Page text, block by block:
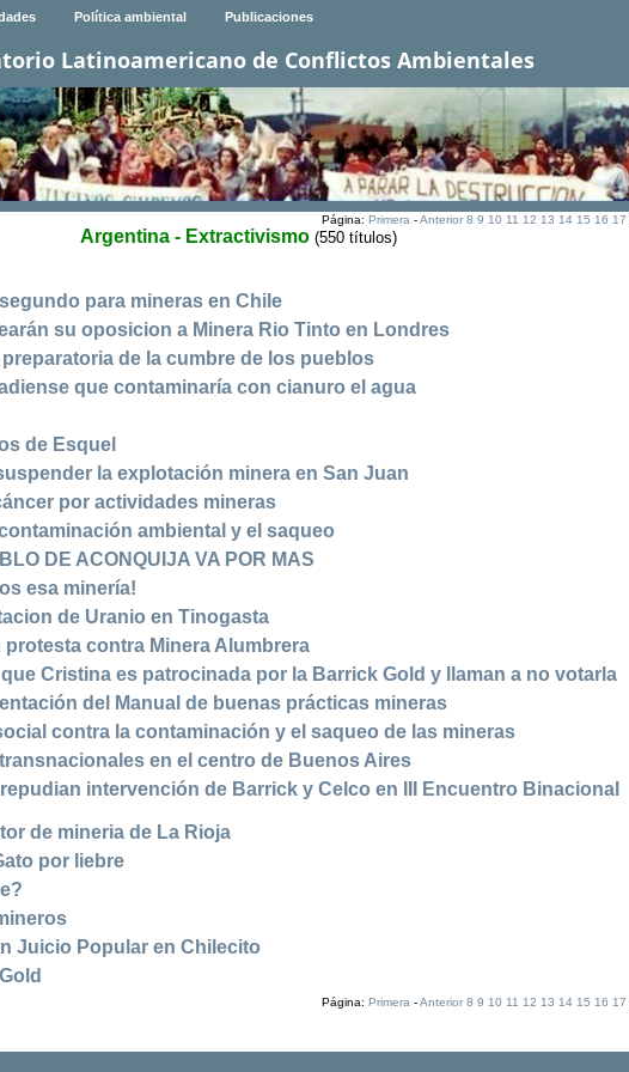
Política ambiental Publicaciones
Latinoamericano de Conflictos Ambientales
Página: Primera-Anterior 8 9 10 11 12 13 14 15 16 17
Argentina - Extractivismo (550 títulos)
para mineras en Chile
su oposicion a Minera Rio Tinto en Londres
de la cumbre de los pueblos
que contaminaría con cianuro el agua
de Esquel
la explotación minera en San Juan
por actividades mineras
ambiental y el saqueo
DE ACONQUIJA VA POR MAS
esa minería!
de Uranio en Tinogasta
contra Minera Alumbrera
Cristina es patrocinada por la Barrick Gold y llaman a no votarla
del Manual de buenas prácticas mineras
contra la contaminación y el saqueo de las mineras
en el centro de Buenos Aires
intervención de Barrick y Celco en III Encuentro Binacional
de mineria de La Rioja
por liebre
Juicio Popular en Chilecito
Página: Primera-Anterior 8 9 10 11 12 13 14 15 16 17